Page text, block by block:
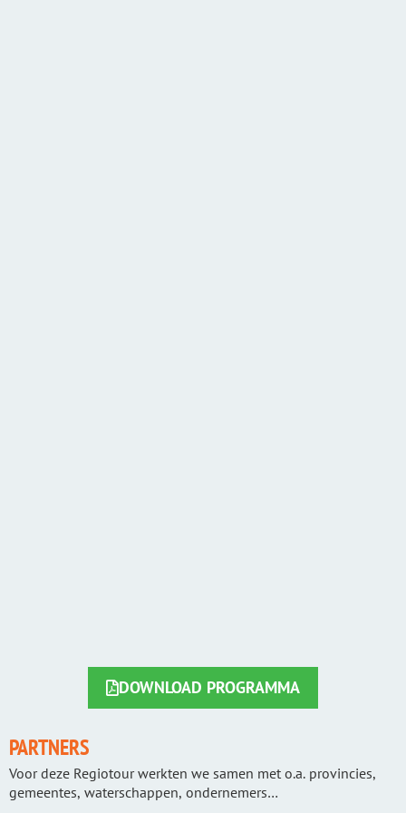
DOWNLOAD PROGRAMMA
PARTNERS
Voor deze Regiotour werkten we samen met o.a. provincies,
gemeentes, waterschappen, ondernemers…